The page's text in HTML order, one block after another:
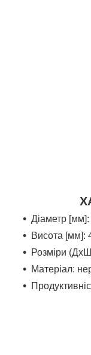
Діаметр
Висота [мм]:
Розміри
Матеріал: